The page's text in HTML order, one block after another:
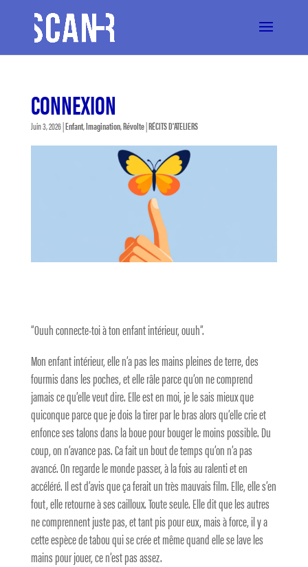
CONNEXION
Juin 3, 2026|Enfant,Imagination,Révolte|RÉCITS D'ATELIERS
“Ouuh connecte-toi à ton enfant intérieur, ouuh”.
Mon enfant intérieur, elle n’a pas les mains pleines de terre, des
fourmis dans les poches, et elle râle parce qu’on ne comprend
jamais ce qu’elle veut dire. Elle est en moi, je le sais mieux que
quiconque parce que je dois la tirer par le bras alors qu’elle crie et
enfonce ses talons dans la boue pour bouger le moins possible. Du
coup, on n’avance pas. Ca fait un bout de temps qu’on n’a pas
avancé. On regarde le monde passer, à la fois au ralenti et en
accéléré. Il est d’avis que ça ferait un très mauvais film. Elle, elle s’en
fout, elle retourne à ses cailloux. Toute seule. Elle dit que les autres
ne comprennent juste pas, et tant pis pour eux, mais à force, il y a
cette espèce de tabou qui se crée et même quand elle se lave les
mains pour jouer, ce n’est pas assez.